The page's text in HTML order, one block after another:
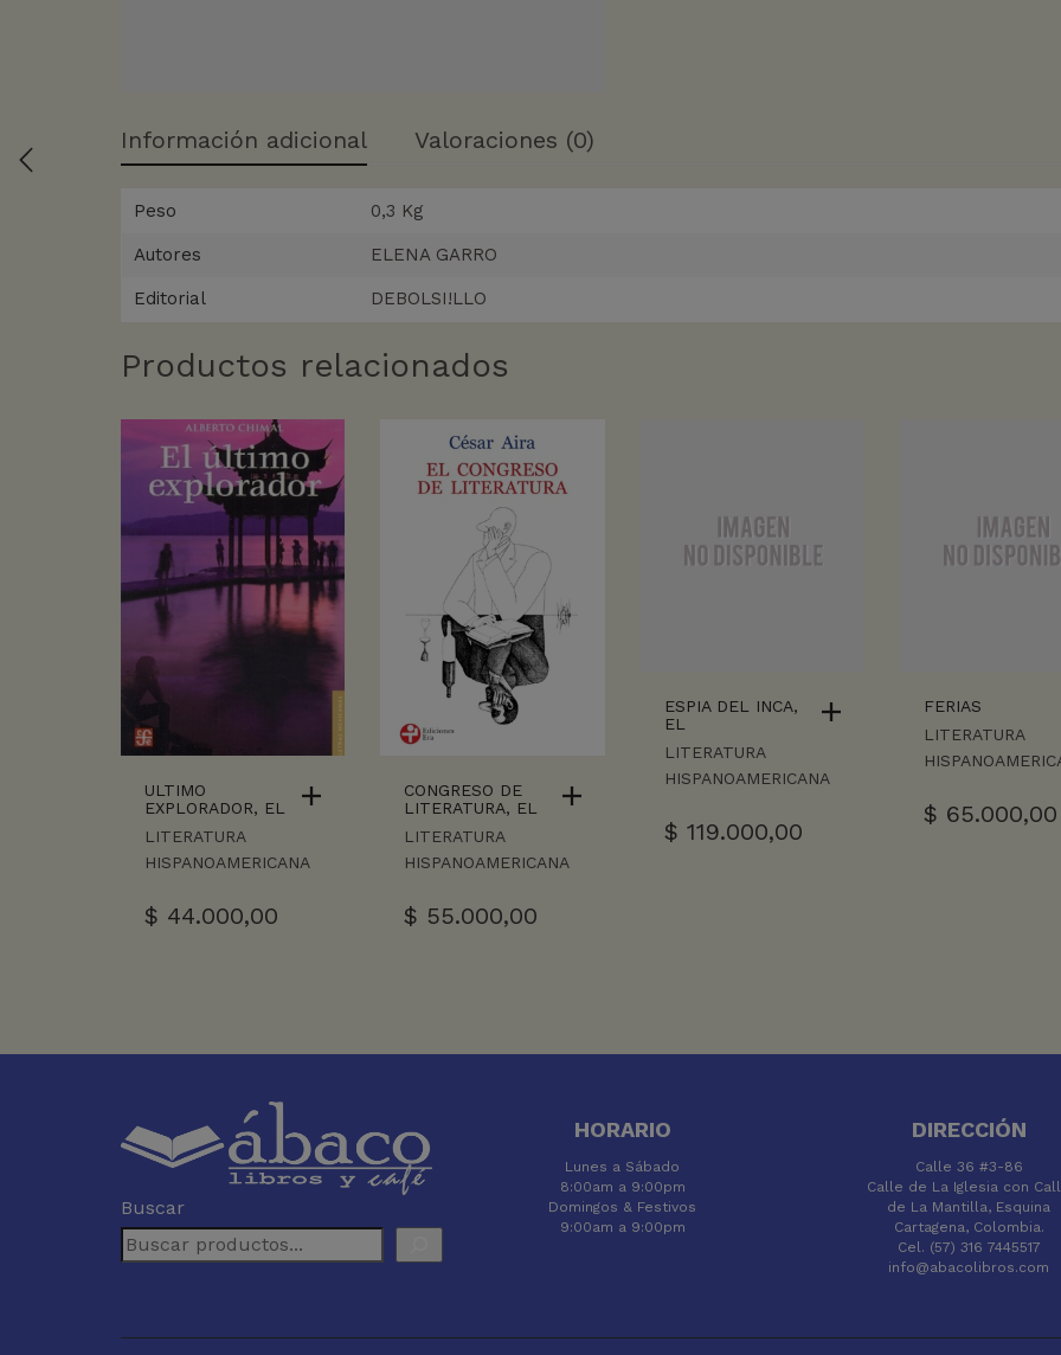
Información adicional Valoraciones (0)
Peso 0,3 Kg
Autores ELENA GARRO
Editorial DEBOLSI!LLO
Productos relacionados
ULTIMO
EXPLORADOR, EL
LITERATURA
HISPANOAMERICANA
$ 44.000,00
CONGRESO DE
LITERATURA, EL
LITERATURA
HISPANOAMERICANA
$ 55.000,00
ESPIA DEL INCA,
EL
LITERATURA
HISPANOAMERICANA
$ 119.000,00
FERIAS
LITERATURA
$ 65.000,00
Buscar
HORARIO
Lunes a Sábado
8:00am a 9:00pm
Domingos & Festivos
9:00am a 9:00pm
DIRECCIÓN
Calle 36 #3-86
Calle de La Iglesia con
de La Mantilla, Esquina
Cartagena, Colombia.
Cel. (57) 316 7445517
info@abacolibros.com